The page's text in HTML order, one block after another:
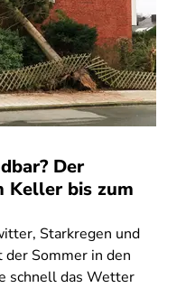
Der
Keller bis zum
Starkregen und
der Sommer in den
schnell das Wetter